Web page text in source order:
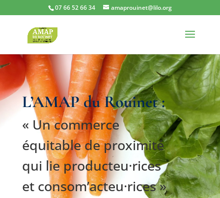
07 66 52 66 34‬ amaprouinet@lilo.org
L’AMAP du Rouinet :
« Un commerce
équitable de proximité
qui lie producteu·rices
et consom’acteu·rices »